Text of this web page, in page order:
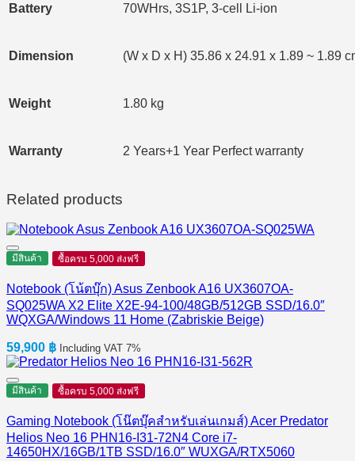
Battery 70WHrs, 3S1P, 3-cell Li-ion
Dimension (W x D x H) 35.86 x 24.91 x 1.89 ~ 1.89
Weight 1.80 kg
Warranty 2 Years+1 Year Perfect warranty
Related products
มีสินค้า ซื้อครบ 5,000 ส่งฟรี
Notebook (โน้ตบุ๊ก) Asus Zenbook A16 UX3607OA-
SQ025WA X2 Elite X2E-94-100/48GB/512GB SSD/16.0″
WQXGA/Windows 11 Home (Zabriskie Beige)
59,900 ฿ Including VAT 7%
มีสินค้า ซื้อครบ 5,000 ส่งฟรี
Gaming Notebook (โน๊ตบุ๊คสำหรับเล่นเกมส์) Acer Predator
Helios Neo 16 PHN16-I31-72N4 Core i7-
14650HX/16GB/1TB SSD/16.0″ WUXGA/RTX5060